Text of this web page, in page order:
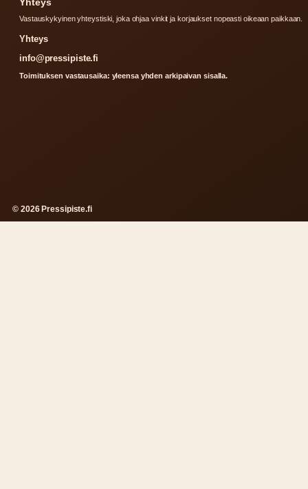
Yhteys
Vastauskykyinen yhteystiski, joka ohjaa vinkit ja korjaukset nopeasti oikeaan paikkaan.
Yhteys
info@pressipiste.fi
Toimituksen vastausaika: yleensa yhden arkipaivan sisalla.
© 2026 Pressipiste.fi